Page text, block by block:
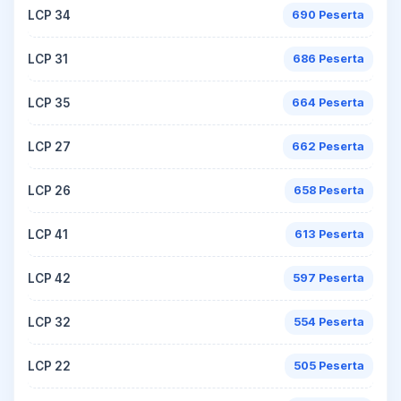
LCP 34 690 Peserta
LCP 31 686 Peserta
LCP 35 664 Peserta
LCP 27 662 Peserta
LCP 26 658 Peserta
LCP 41 613 Peserta
LCP 42 597 Peserta
LCP 32 554 Peserta
LCP 22 505 Peserta